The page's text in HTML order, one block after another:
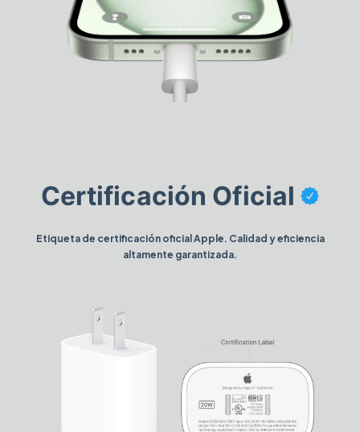
Certificación Oficial
Etiqueta de certificación oficial Apple. Calidad y eficiencia
altamente garantizada.